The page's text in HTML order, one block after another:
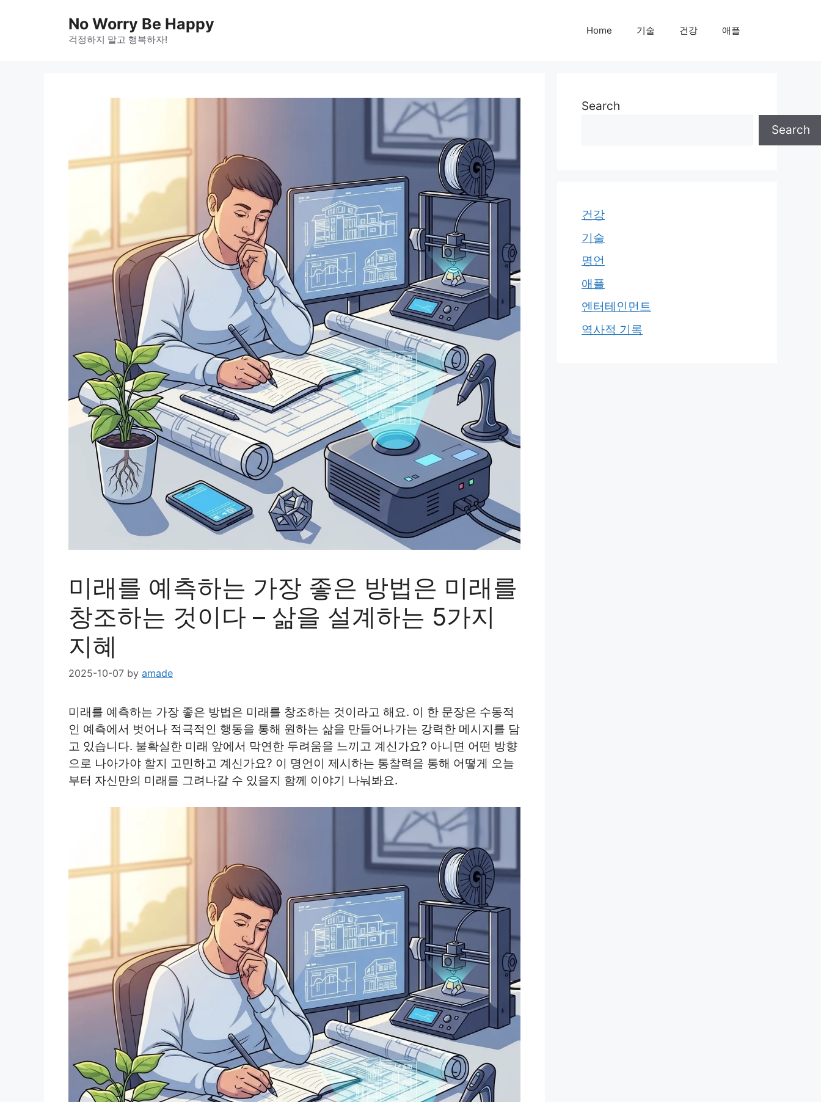
No Worry Be Happy
걱정하지 말고 행복하자!
Home 기술 건강 애플
미래를 예측하는 가장 좋은 방법은 미래를
창조하는 것이다 – 삶을 설계하는 5가지
지혜
2025-10-07 by amade
미래를 예측하는 가장 좋은 방법은 미래를 창조하는 것이라고 해요. 이 한 문장은 수동적
인 예측에서 벗어나 적극적인 행동을 통해 원하는 삶을 만들어나가는 강력한 메시지를 담
고 있습니다. 불확실한 미래 앞에서 막연한 두려움을 느끼고 계신가요? 아니면 어떤 방향
으로 나아가야 할지 고민하고 계신가요? 이 명언이 제시하는 통찰력을 통해 어떻게 오늘
부터 자신만의 미래를 그려나갈 수 있을지 함께 이야기 나눠봐요.
Search
Search
건강
기술
명언
애플
엔터테인먼트
역사적 기록